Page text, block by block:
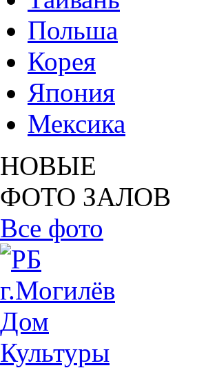
Польша
Корея
Япония
Мексика
НОВЫЕ
ФОТО ЗАЛОВ
Все фото